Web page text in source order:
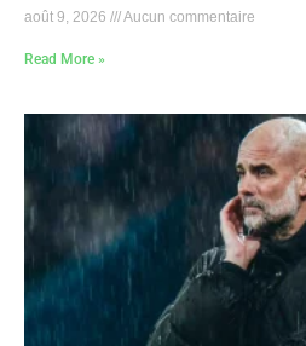
août 9, 2026 Aucun commentaire
Read More »